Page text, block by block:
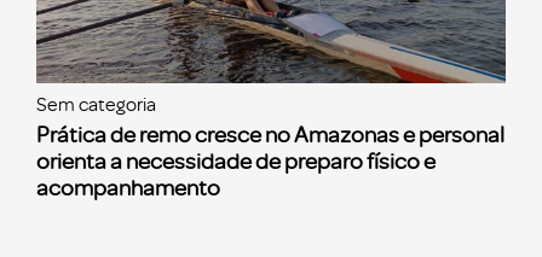
Sem categoria
Prática de remo cresce no Amazonas e personal
orienta a necessidade de preparo físico e
acompanhamento